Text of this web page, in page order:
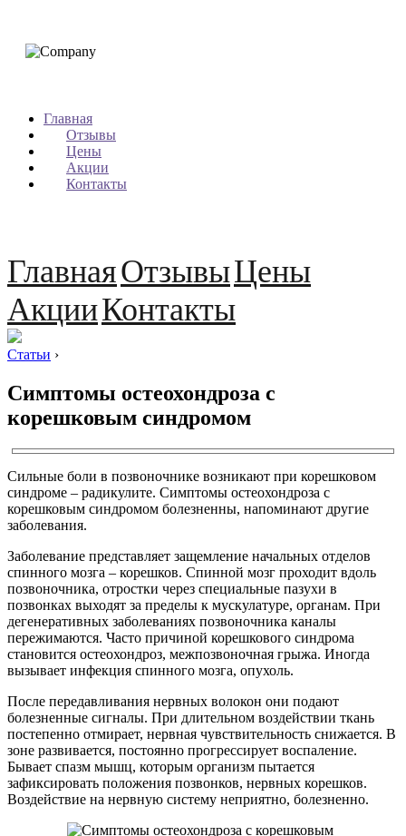
Главная
Отзывы
Цены
Акции
Контакты
ГлавнаяОтзывыЦены
АкцииКонтакты
Статьи ›
Симптомы остеохондроза с
корешковым синдромом
Сильные боли в позвоночнике возникают при корешковом
синдроме – радикулите. Симптомы остеохондроза с
корешковым синдромом болезненны, напоминают другие
заболевания.
Заболевание представляет защемление начальных отделов
спинного мозга – корешков. Спинной мозг проходит вдоль
позвоночника, отростки через специальные пазухи в
позвонках выходят за пределы к мускулатуре, органам. При
дегенеративных заболеваниях позвоночника каналы
пережимаются. Часто причиной корешкового синдрома
становится остеохондроз, межпозвоночная грыжа. Иногда
вызывает инфекция спинного мозга, опухоль.
После передавливания нервных волокон они подают
болезненные сигналы. При длительном воздействии ткань
постепенно отмирает, нервная чувствительность снижается. В
зоне развивается, постоянно прогрессирует воспаление.
Бывает спазм мышц, которым организм пытается
зафиксировать положения позвонков, нервных корешков.
Воздействие на нервную систему неприятно, болезненно.